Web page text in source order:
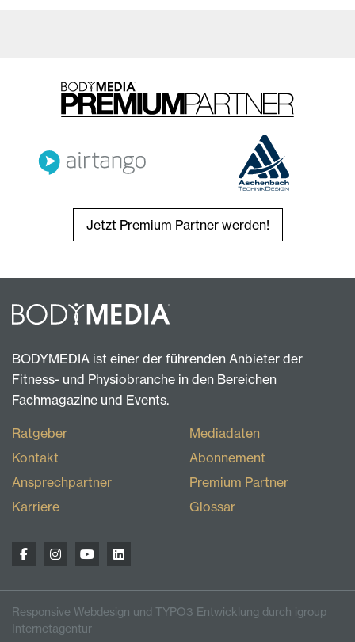
Jetzt Premium Partner werden!
BODYMEDIA ist einer der führenden Anbieter der
Fitness- und Physiobranche in den Bereichen
Fachmagazine und Events.
Ratgeber
Kontakt
Ansprechpartner
Karriere
Mediadaten
Abonnement
Premium Partner
Glossar
Responsive Webdesign und TYPO3 Entwicklung durch igroup
Internetagentur